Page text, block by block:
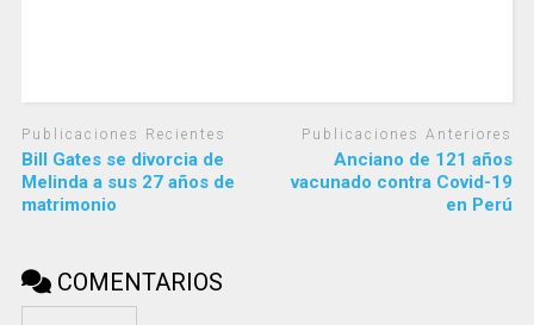
Publicaciones Recientes
Bill Gates se divorcia de
Melinda a sus 27 años de
matrimonio
Publicaciones Anteriores
Anciano de 121 años
vacunado contra Covid-19
en Perú
COMENTARIOS